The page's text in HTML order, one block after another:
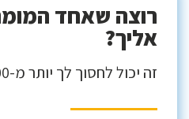
רוצה שאחד
אליך?
זה יכול לחסוך לך יותר מ-100,000 וזה ללא עלות!